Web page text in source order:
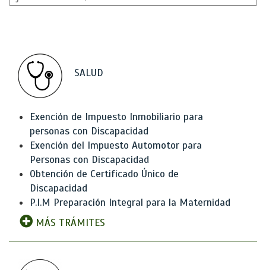
SALUD
Exención de Impuesto Inmobiliario para
personas con Discapacidad
Exención del Impuesto Automotor para
Personas con Discapacidad
Obtención de Certificado Único de
Discapacidad
P.I.M Preparación Integral para la Maternidad
MÁS TRÁMITES